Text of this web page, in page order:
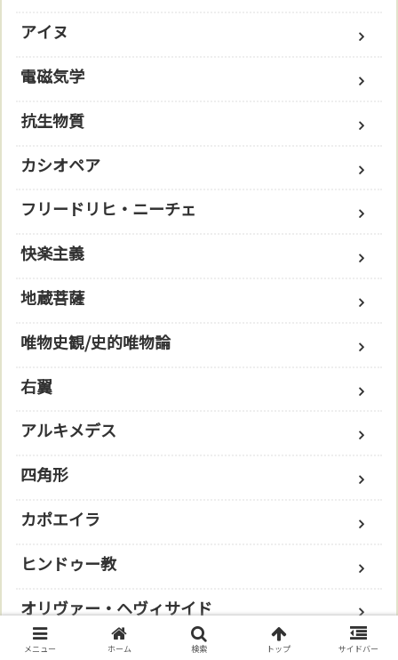
アイヌ
電磁気学
抗生物質
カシオペア
フリードリヒ・ニーチェ
快楽主義
地蔵菩薩
唯物史観/史的唯物論
右翼
アルキメデス
四角形
カポエイラ
ヒンドゥー教
オリヴァー・ヘヴィサイド
アカシックレコード
メニュー ホーム 検索 トップ サイドバー